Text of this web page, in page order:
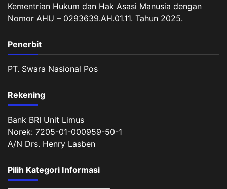
Kementrian Hukum dan Hak Asasi Manusia dengan
Nomor AHU – 0293639.AH.01.11. Tahun 2025.
Penerbit
PT. Swara Nasional Pos
Rekening
Bank BRI Unit Limus
Norek: 7205-01-000959-50-1
A/N Drs. Henry Lasben
Pilih Kategori Informasi